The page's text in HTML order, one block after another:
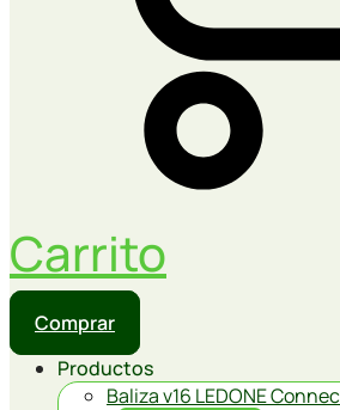
Carrito
Comprar
Productos
Baliza v16 LEDONE